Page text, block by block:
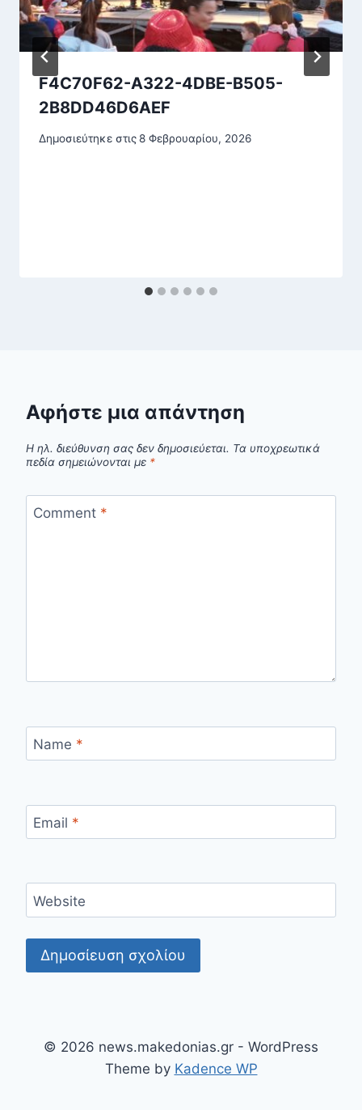
F4C70F62-A322-4DBE-B505-
2B8DD46D6AEF
Δημοσιεύτηκε στις8 Φεβρουαρίου, 2026
Αφήστε μια απάντηση
Η ηλ. διεύθυνση σας δεν δημοσιεύεται. Τα υποχρεωτικά
πεδία σημειώνονται με *
Comment *
Name *
Email *
Website
© 2026 news.makedonias.gr - WordPress
Theme by Kadence WP